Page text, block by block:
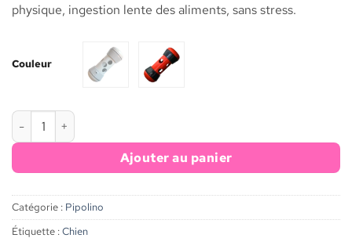
physique, ingestion lente des aliments, sans stress.
Couleur
quantité de Pipolino® L+
Ajouter au panier
Catégorie : Pipolino
Étiquette :Chien